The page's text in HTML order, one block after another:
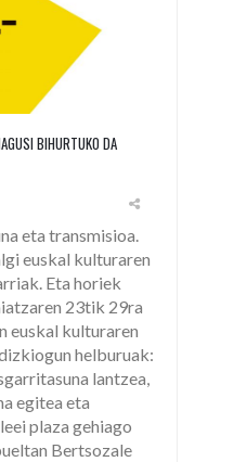
BIHURTUKO DA
eta transmisioa.
euskal kulturaren
Eta horiek
23tik 29ra
euskal kulturaren
helburuak:
lantzea,
egitea eta
plaza gehiago
Bertsozale